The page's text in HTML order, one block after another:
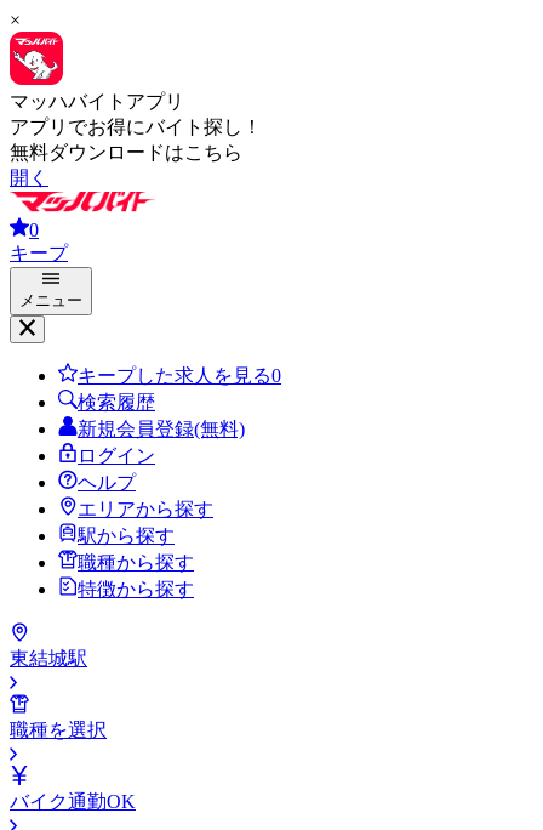
×
マッハバイトアプリ
アプリでお得にバイト探し！
無料ダウンロードはこちら
開く
0
キープ
メニュー
キープした求人を見る0
検索履歴
新規会員登録(無料)
ログイン
ヘルプ
エリアから探す
駅から探す
職種から探す
特徴から探す
東結城駅
職種を選択
バイク通勤OK